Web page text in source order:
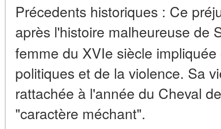
Précedents historiques : Ce
après l'histoire malheureuse de
femme du XVIe siècle
politiques et de la violence. Sa
rattachée à l'année du Cheval
"caractère méchant".